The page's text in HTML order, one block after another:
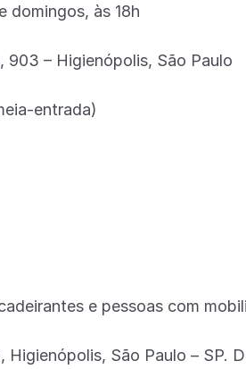
domingos, às 18h
903 – Higienópolis, São Paulo
entrada)
e pessoas com
São Paulo – SP.